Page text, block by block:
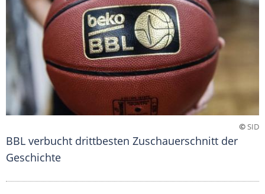
©SID
BBL verbucht drittbesten Zuschauerschnitt der
Geschichte